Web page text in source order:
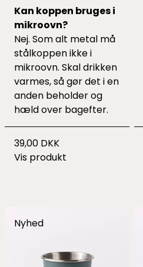
Kan koppen bruges i
mikroovn?
Nej. Som alt metal må
stålkoppen ikke i
mikroovn. Skal drikken
varmes, så gør det i en
anden beholder og
hæld over bagefter.
39,00 DKK
Vis produkt
Nyhed